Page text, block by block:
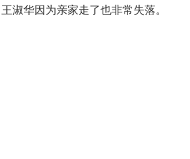
淑华因为亲家走了也非常失落。